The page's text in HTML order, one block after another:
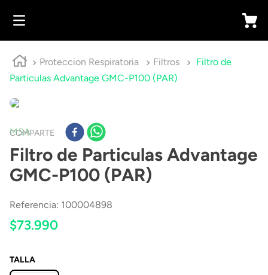
Proteccion Respiratoria Filtros
Filtro de
Particulas Advantage GMC-P100 (PAR)
COMPARTE
MSA
Filtro de Particulas Advantage
GMC-P100 (PAR)
Referencia: 100004898
$73.990
TALLA